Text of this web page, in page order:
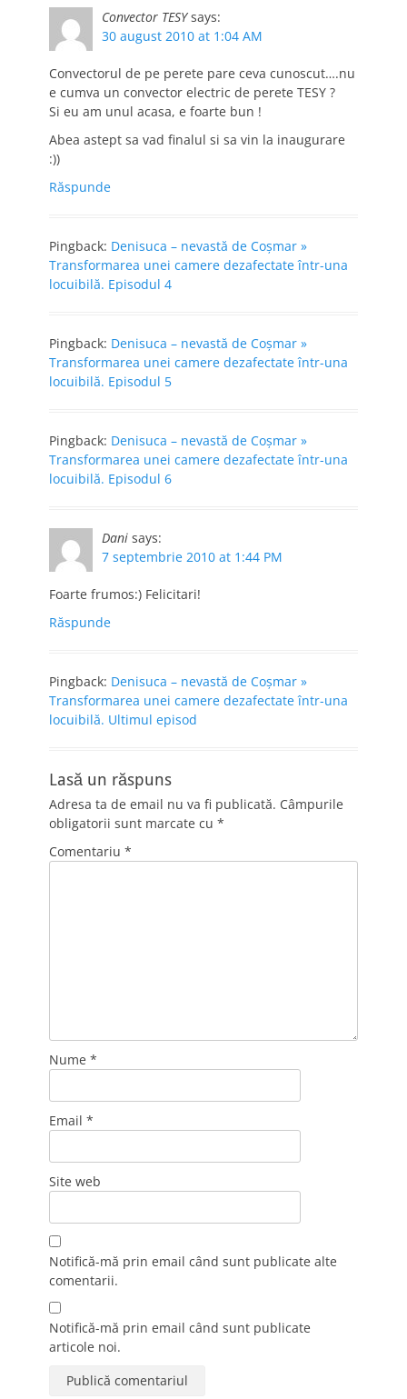
Convector TESY says:
30 august 2010 at 1:04 AM
Convectorul de pe perete pare ceva cunoscut….nu
e cumva un convector electric de perete TESY ?
Si eu am unul acasa, e foarte bun !
Abea astept sa vad finalul si sa vin la inaugurare
:))
Răspunde
Pingback: Denisuca – nevastă de Coşmar »
Transformarea unei camere dezafectate într-una
locuibilă. Episodul 4
Pingback: Denisuca – nevastă de Coşmar »
Transformarea unei camere dezafectate într-una
locuibilă. Episodul 5
Pingback: Denisuca – nevastă de Coşmar »
Transformarea unei camere dezafectate într-una
locuibilă. Episodul 6
Dani says:
7 septembrie 2010 at 1:44 PM
Foarte frumos:) Felicitari!
Răspunde
Pingback: Denisuca – nevastă de Coşmar »
Transformarea unei camere dezafectate într-una
locuibilă. Ultimul episod
Lasă un răspuns
Adresa ta de email nu va fi publicată. Câmpurile
obligatorii sunt marcate cu *
Comentariu *
Nume *
Email *
Site web
Notifică-mă prin email când sunt publicate alte
comentarii.
Notifică-mă prin email când sunt publicate
articole noi.